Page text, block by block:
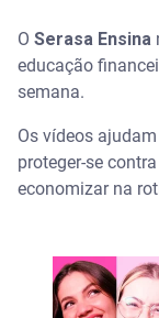
O Serasa Ensina
educação
semana.
Os vídeos
proteger-se
economizar na